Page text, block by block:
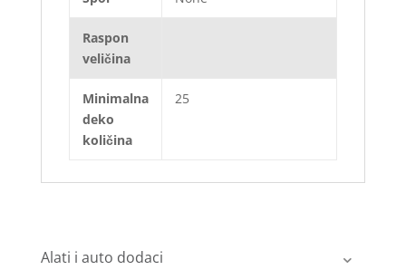
Raspon
veličina
Minimalna
deko
količina
25
Alati i auto dodaci